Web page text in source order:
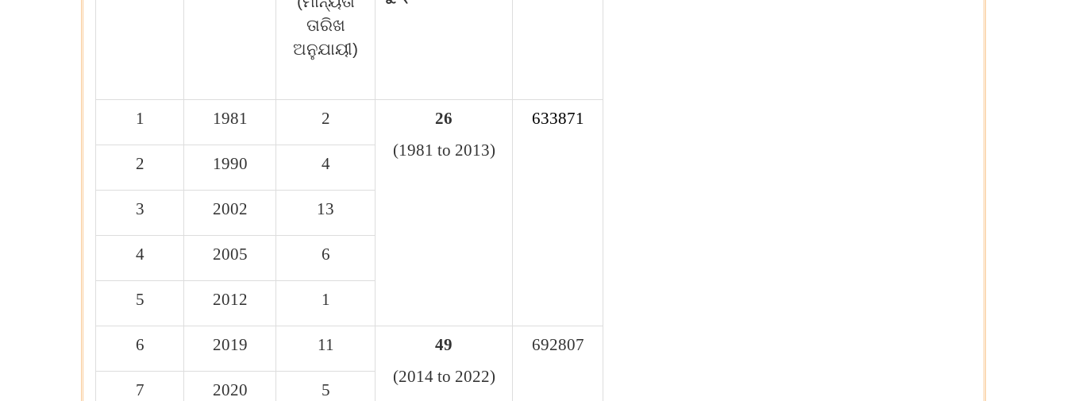
ତାରିଖ
ଅନୁଯାୟୀ)
1 1981 2
26
(1981 to 2013)
633871
2 1990 4
3 2002 13
4 2005 6
5 2012 1
6 2019 11
49
(2014 to 2022)
692807
7 2020 5